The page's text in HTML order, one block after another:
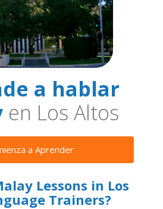
a hablar
en Los Altos
a Aprender
Lessons in Los
Trainers?